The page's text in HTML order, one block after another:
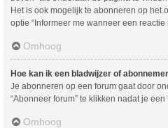
Het is ook mogelijk te abonneren op het
optie “Informeer me wanneer een reactie
Omhoog
Hoe kan ik een bladwijzer of
Je abonneren op een forum gaat door
“Abonneer forum” te klikken nadat je
Omhoog